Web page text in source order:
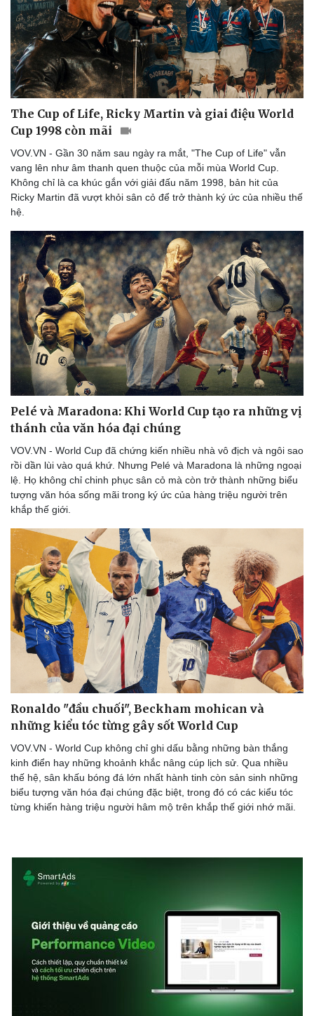
Văn hóa
Sân khấu - Điện ảnh
Văn học
Âm nhạc
Di sản
Giải trí
Nghệ sĩ
Thời trang
Sao Việt
The Cup of Life, Ricky Martin và giai điệu World
Cup 1998 còn mãi
VOV.VN - Gần 30 năm sau ngày ra mắt, "The Cup of Life" vẫn
vang lên như âm thanh quen thuộc của mỗi mùa World Cup.
Không chỉ là ca khúc gắn với giải đấu năm 1998, bản hit của
Ricky Martin đã vượt khỏi sân cỏ để trở thành ký ức của nhiều thế
hệ.
Pelé và Maradona: Khi World Cup tạo ra những vị
thánh của văn hóa đại chúng
VOV.VN - World Cup đã chứng kiến nhiều nhà vô địch và ngôi sao
rồi dần lùi vào quá khứ. Nhưng Pelé và Maradona là những ngoại
lệ. Họ không chỉ chinh phục sân cỏ mà còn trở thành những biểu
tượng văn hóa sống mãi trong ký ức của hàng triệu người trên
khắp thế giới.
Ronaldo "đầu chuối", Beckham mohican và
những kiểu tóc từng gây sốt World Cup
VOV.VN - World Cup không chỉ ghi dấu bằng những bàn thắng
kinh điển hay những khoảnh khắc nâng cúp lịch sử. Qua nhiều
thế hệ, sân khấu bóng đá lớn nhất hành tinh còn sản sinh những
biểu tượng văn hóa đại chúng đặc biệt, trong đó có các kiểu tóc
từng khiến hàng triệu người hâm mộ trên khắp thế giới nhớ mãi.